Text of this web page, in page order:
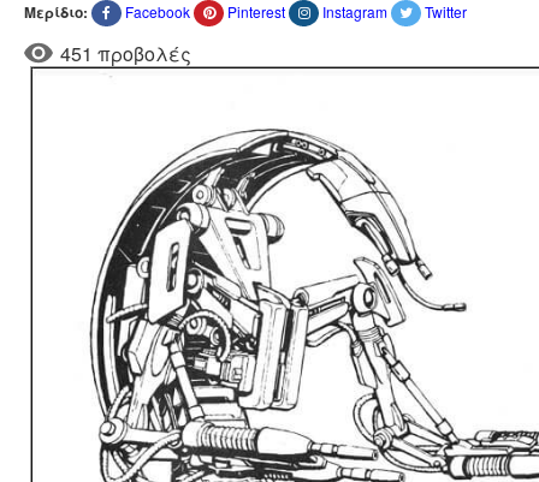
Μερίδιο: Facebook Pinterest Instagram Twitter
451 προβολές